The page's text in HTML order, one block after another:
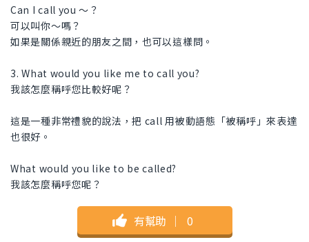
Can I call you 〜？
可以叫你～嗎？
如果是關係親近的朋友之間，也可以這樣問。
3. What would you like me to call you?
我該怎麼稱呼您比較好呢？
這是一種非常禮貌的說法，把 call 用被動語態「被稱呼」來表達
也很好。
What would you like to be called?
我該怎麼稱呼您呢？
有幫助 ｜ 0